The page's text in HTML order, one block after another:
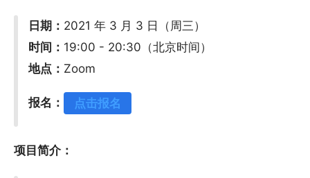
日期： 2021 年 3 月 3 日（周三）
时间： 19:00 - 20:30（北京时间）
地点： Zoom
报名： 点击报名
项目简介：